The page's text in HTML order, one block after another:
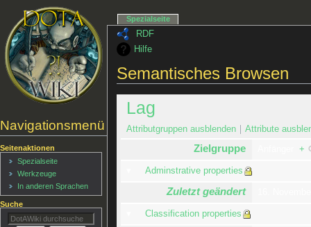
RDF
Hilfe
Semantisches Browsen
Lag
Attributgruppen ausblenden Attribute
Zielgruppe +
Adminstrative properties
Zuletzt geändert
Classification properties
Navigationsmenü
Spezialseite
Seitenaktionen
Spezialseite
Werkzeuge
In anderen Sprachen
Suche